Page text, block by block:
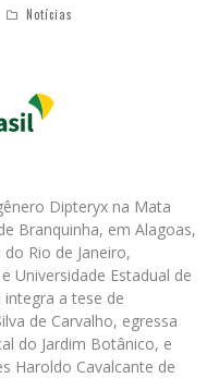
Notícias
Dipteryx na Mata
Branquinha, em Alagoas,
Rio de Janeiro,
Universidade Estadual de
integra a tese de
de Carvalho, egressa
do Jardim Botânico, e
Haroldo Cavalcante de